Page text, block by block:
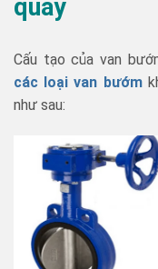
quay
Cấu tạo của van
các loại van bướm
như sau: